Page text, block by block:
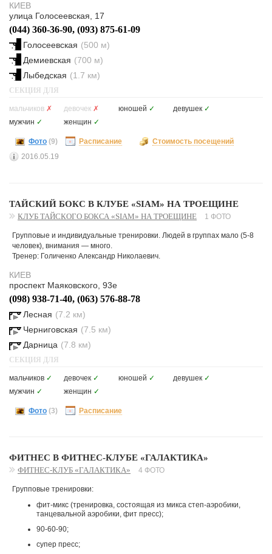
КИЕВ
улица Голосеевская, 17
(044) 360-36-90, (093) 875-61-09
Голосеевская (500 м)
Демиевская (700 м)
Лыбедская (1.7 км)
СЕКЦИЯ ДЛЯ
мальчиков ✗ девочек ✗ юношей ✓ девушек ✓
мужчин ✓ женщин ✓
Фото (9) Расписание
Стоимость посещений
2016.05.19
ТАЙСКИЙ БОКС В КЛУБЕ «SIAM» НА ТРОЕЩИНЕ
КЛУБ ТАЙСКОГО БОКСА «SIAM» НА ТРОЕЩИНЕ 1 ФОТО
Групповые и индивидуальные тренировки. Людей в группах мало (5-8
человек), внимания — много.
Тренер: Голиченко Александр Николаевич.
КИЕВ
проспект Маяковского, 93е
(098) 938-71-40, (063) 576-88-78
Лесная (7.2 км)
Черниговская (7.5 км)
Дарница (7.8 км)
СЕКЦИЯ ДЛЯ
мальчиков ✓ девочек ✓ юношей ✓ девушек ✓
мужчин ✓ женщин ✓
Фото (3) Расписание
ФИТНЕС В ФИТНЕС-КЛУБЕ «ГАЛАКТИКА»
ФИТНЕС-КЛУБ «ГАЛАКТИКА» 4 ФОТО
Групповые тренировки:
фит-микс (тренировка, состоящая из микса степ-аэробики,
танцевальной аэробики, фит пресс);
90-60-90;
супер пресс;